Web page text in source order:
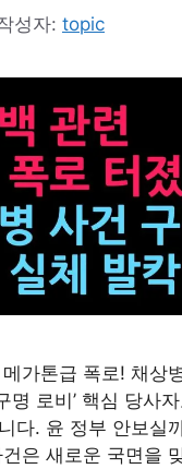
성자: topic
가톤급 폭로! 채상
명 로비’ 핵심 당사
다. 윤 정부 안보실
은 새로운 국면을